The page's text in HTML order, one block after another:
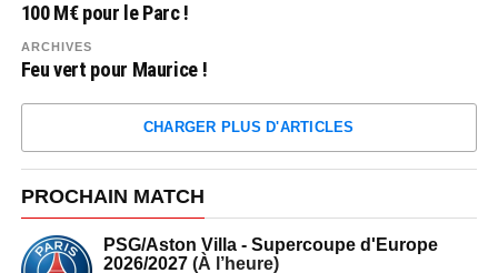
100 M€ pour le Parc !
ARCHIVES
Feu vert pour Maurice !
CHARGER PLUS D'ARTICLES
PROCHAIN MATCH
PSG/Aston Villa - Supercoupe d'Europe
2026/2027(À l’heure)